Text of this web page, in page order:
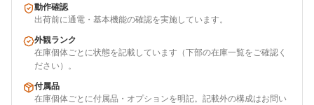
動作確認
出荷前に通電・基本機能の確認を実施しています。
外観ランク
在庫個体ごとに状態を記載しています（下部の在庫一覧をご確認く
ださい）。
付属品
在庫個体ごとに付属品・オプションを明記。記載外の構成はお問い